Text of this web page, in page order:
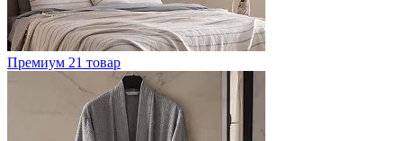
Премиум 21 товар